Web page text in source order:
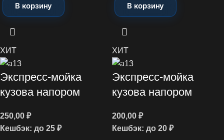
В корзину В корзину
ХИТ
Экспресс-мойка
кузова напором
250,00 ₽
Кешбэк: до 25 ₽
ХИТ
Экспресс-мойка
кузова напором
200,00 ₽
Кешбэк: до 20 ₽